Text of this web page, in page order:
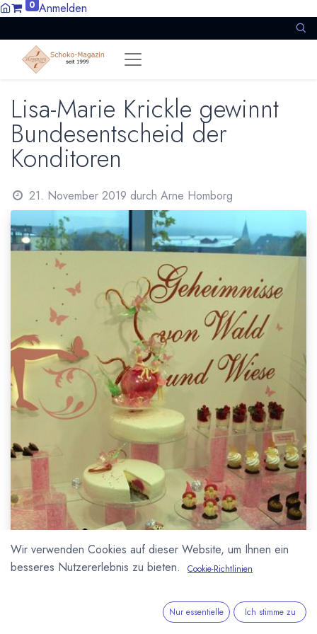
0 Anmelden
Lisa-Marie Krickle gewinnt
Bundesentscheid der
Konditoren
21. November 2019 durch Arne Homborg
Wir verwenden Cookies auf dieser Website, um Ihnen ein
besseres Nutzererlebnis zu bieten.
Cookie-Richtlinien
Nur essentielle Ich stimme zu